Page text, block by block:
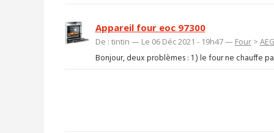
Appareil four eoc 97300
De : tintin — Le 06 Déc 2021 - 19h47 — Four> AEG
Bonjour, deux problèmes : 1 ) le four ne chauffe